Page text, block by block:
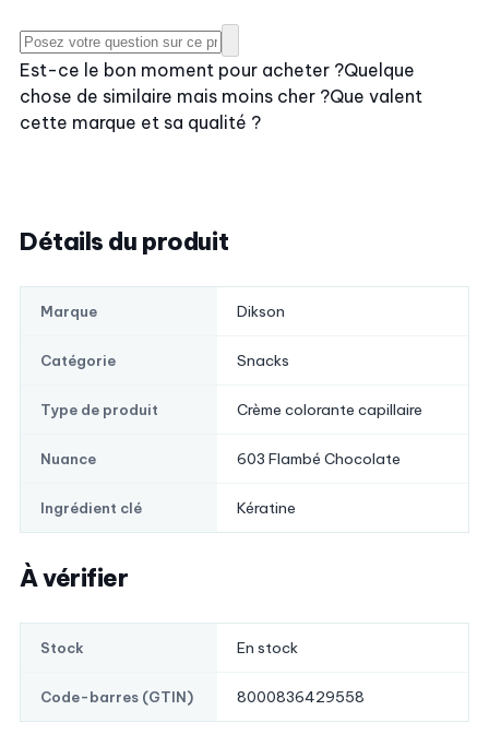
Est-ce le bon moment pour acheter ?Quelque
chose de similaire mais moins cher ?Que valent
cette marque et sa qualité ?
Détails du produit
Marque Dikson
Catégorie Snacks
Type de produit Crème colorante capillaire
Nuance 603 Flambé Chocolate
Ingrédient clé Kératine
À vérifier
Stock En stock
Code-barres (GTIN) 8000836429558